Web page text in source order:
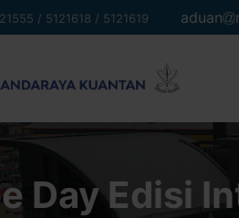
/ 5121618 / 5121619 aduan
Day Edisi